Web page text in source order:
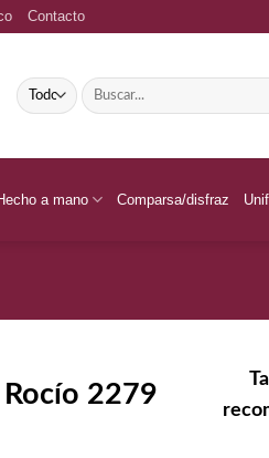
Contacto
Buscar
por:
a mano Comparsa/disfraz
2279